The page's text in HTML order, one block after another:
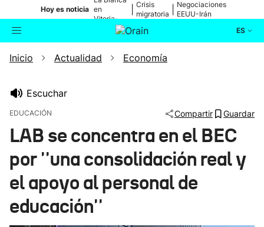
Hoy es noticia en
Vitoria-
Gasteiz
Crisis
migratoria
Negociaciones
EEUU-Irán
ES
Buscador Actualidad
Ikusmiran
Eguraldia
Inicio Actualidad Economía
Escuchar
EDUCACIÓN Compartir Guardar
LAB se concentra en el BEC
por ''una consolidación real y
el apoyo al personal de
educación''